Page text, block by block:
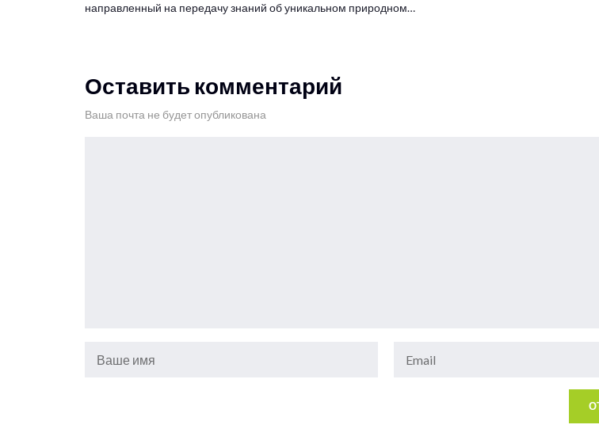
направленный на передачу знаний об уникальном природном…
Оставить комментарий
Ваша почта не будет опубликована